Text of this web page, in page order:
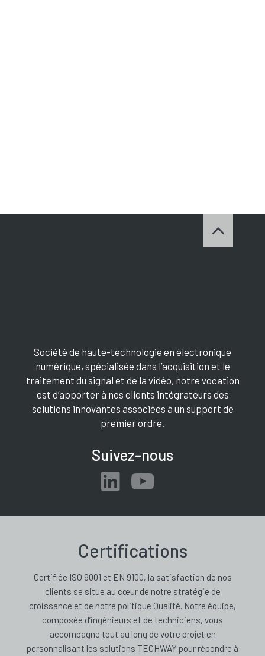
Société de haute-technologie en électronique
numérique, spécialisée dans l’acquisition et le
traitement du signal et de la vidéo, notre vocation
est d’apporter à nos clients intégrateurs des
solutions innovantes associées à un support de
premier ordre.
Suivez-nous
Certifications
Certifiée ISO 9001 et EN 9100, la satisfaction de nos
clients se situe au cœur de notre stratégie de
croissance et de notre politique Qualité. Notre équipe,
composée d’ingénieurs et de techniciens, vous
accompagne tout au long de votre projet en
personnalisant les solutions TECHWAY pour répondre à